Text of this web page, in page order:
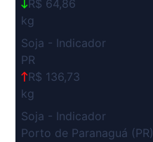
R$ 64,86
kg
Soja - Indicador
PR
R$ 136,73
kg
Soja - Indicador
Porto de Paranaguá (PR)